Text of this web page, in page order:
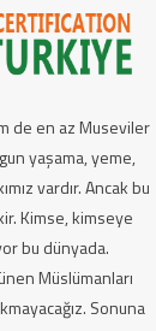
de en az Museviler
yaşama, yeme,
vardır. Ancak bu
Kimse, kimseye
bu dünyada.
Müslümanları
Sonuna